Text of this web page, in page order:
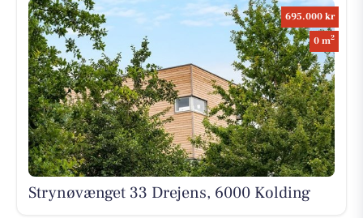
695.000 kr
0 m2
Strynøvænget 33 Drejens, 6000 Kolding